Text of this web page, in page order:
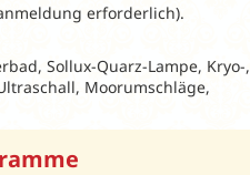
erforderlich).
Sollux-Quarz-Lampe, Kryo-,
Moorumschläge,